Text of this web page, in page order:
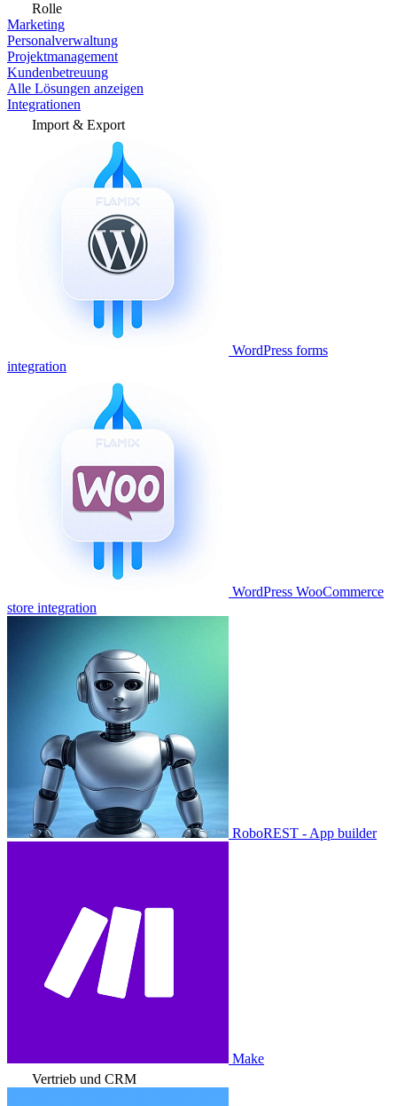
Rolle
Marketing
Personalverwaltung
Projektmanagement
Kundenbetreuung
Alle Lösungen anzeigen
Integrationen
Import & Export
WordPress forms
integration
WordPress WooCommerce
store integration
RoboREST - App builder
Make
Vertrieb und CRM